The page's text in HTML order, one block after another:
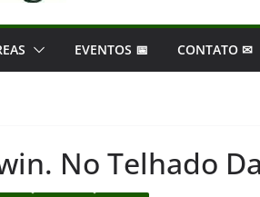
EVENTOS 📅 CONTATO ✉
No Telhado